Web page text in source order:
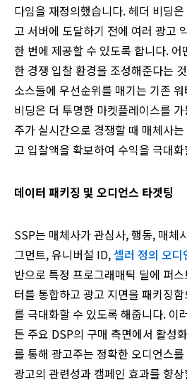
다임을 재정의했습니다. 헤더 비딩
고 서버에 도달하기 전에 여러 광고
한 번에 제공할 수 있도록 합니다.
한 경쟁 입찰 환경을 조성해준다는
소스들에 우선순위를 매기는 기존
비딩은 더 투명한 마켓플레이스를
주가 실시간으로 경쟁할 때 매체사
고 입찰액을 확보하여 수익을 극대
데이터 패키징 및 오디언스 타겟팅
SSP는 매체사가 관심사, 행동, 매체
그먼트, 유니버설 ID,셀러 정의 오디
반으로 특정 프로그래매틱 딜에 퍼
터를 통합하고 광고 지면을 패키징
를 극대화할 수 있도록 해줍니다. 이
든 주요 DSP의 구매 측면에서 활성
를 통해 광고주는 정확한 오디언스
광고의 관련성과 캠페인 효과를 향